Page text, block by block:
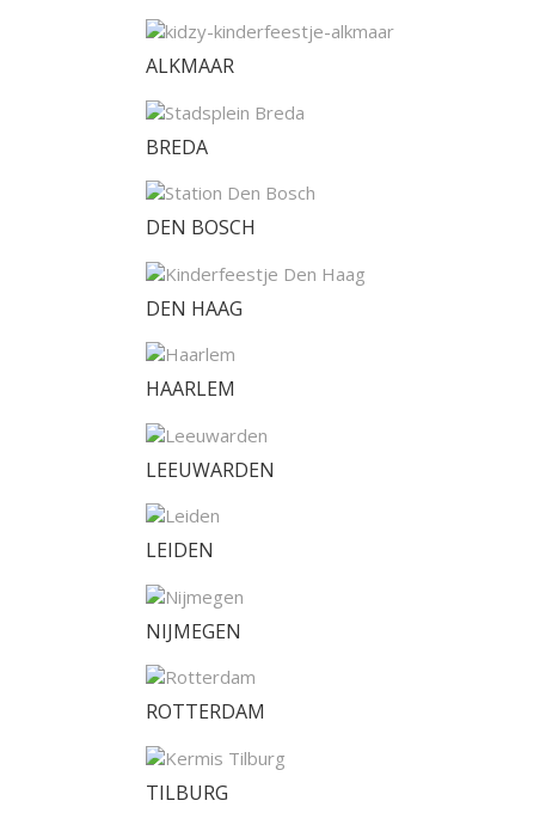
ALKMAAR
BREDA
DEN BOSCH
DEN HAAG
HAARLEM
LEEUWARDEN
LEIDEN
NIJMEGEN
ROTTERDAM
TILBURG